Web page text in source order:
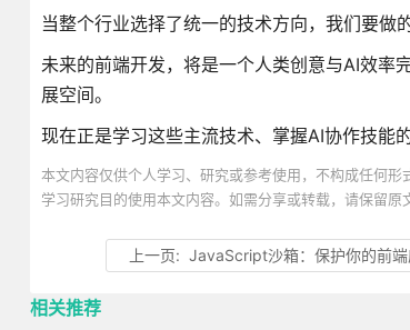
当整个行业选择了统一的技术方向，我们要
未来的前端开发，将是一个人类创意与AI效率
展空间。
现在正是学习这些主流技术、掌握AI协作技能
本文内容仅供个人学习、研究或参考使用，不构成任何
学习研究目的使用本文内容。如需分享或转载，请保留
上一页: JavaScript沙箱：保护你的前
相关推荐